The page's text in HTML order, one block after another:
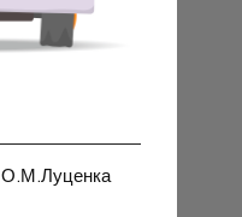
О.М.Луценка